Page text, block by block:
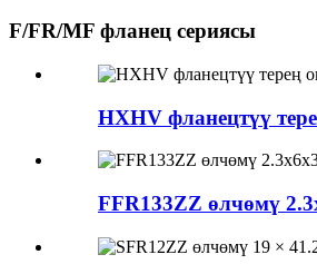
F/FR/MF фланец сериясы
HXHV фланецтүү
FFR133ZZ өлчөмү